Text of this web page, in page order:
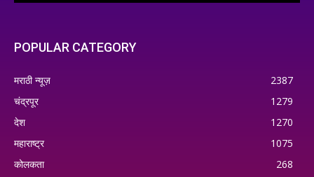
POPULAR CATEGORY
मराठी न्यूज़
2387
चंद्रपूर
1279
देश
1270
महाराष्ट्र
1075
कोलकता
268